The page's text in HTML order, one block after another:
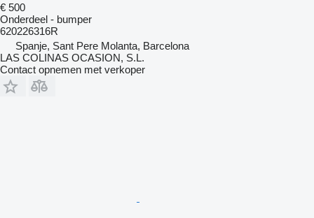
€ 500
Onderdeel - bumper
620226316R
Spanje, Sant Pere Molanta, Barcelona
LAS COLINAS OCASION, S.L.
Contact opnemen met verkoper